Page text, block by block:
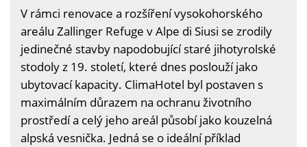
V rámci renovace a rozšíření vysokohorského
areálu Zallinger Refuge v Alpe di Siusi se zrodily
jedinečné stavby napodobující staré jihotyrolské
stodoly z 19. století, které dnes poslouží jako
ubytovací kapacity. ClimaHotel byl postaven s
maximálním důrazem na ochranu životního
prostředí a celý jeho areál působí jako kouzelná
alpská vesnička. Jedná se o ideální příklad